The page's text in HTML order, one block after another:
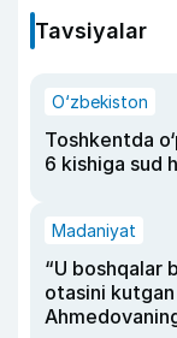
Tavsiyalar
O‘zbekiston
Toshkentda
6 kishiga sud
Madaniyat
“U boshqalar
otasini